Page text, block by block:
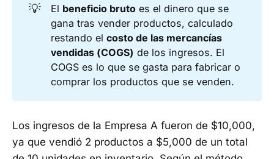
💡 El beneficio brutoes el dinero que se
gana tras vender productos, calculado
restando el costo de las mercancías
vendidas (COGS) de los ingresos. El
COGS es lo que se gasta para fabricar o
comprar los productos que se venden.
Los ingresos de la Empresa A fueron de $10,000,
ya que vendió 2 productos a $5,000 de un total